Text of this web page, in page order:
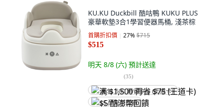
KU.KU Duckbill 酷咕鴨 KUKU PLUS
豪華軟墊3合1學習便器馬桶, 淺茶棕
首購折扣價 27%$715
$515
明天 8/8 (六) 預計送達
(35)
满 $1,500 再省 $75 (王道卡)
$5 酷澎幣回饋